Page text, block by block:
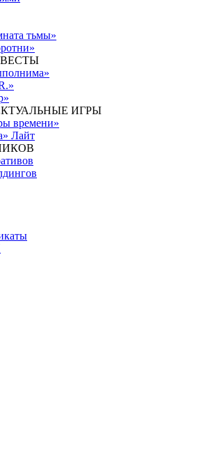
тьмы»
ИГРЫ
времени»
Лайт